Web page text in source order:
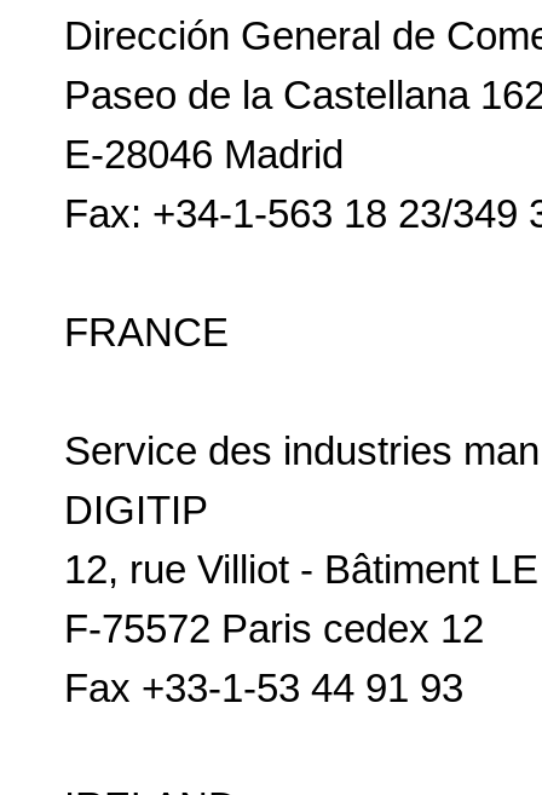
Dirección General de
Paseo de la Castellana
E-28046 Madrid
Fax: +34-1-563 18 23/349
FRANCE
Service des industries
DIGITIP
12, rue Villiot - Bâtiment
F-75572 Paris cedex 12
Fax +33-1-53 44 91 93